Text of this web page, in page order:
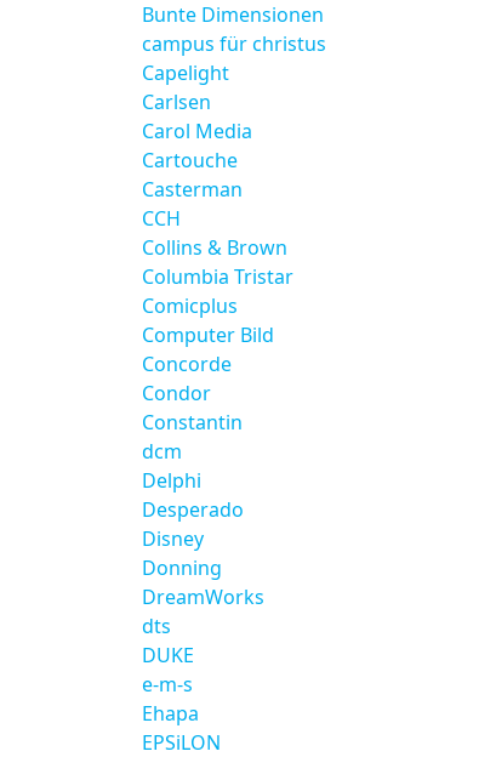
Bunte Dimensionen
campus für christus
Capelight
Carlsen
Carol Media
Cartouche
Casterman
CCH
Collins & Brown
Columbia Tristar
Comicplus
Computer Bild
Concorde
Condor
Constantin
dcm
Delphi
Desperado
Disney
Donning
DreamWorks
dts
DUKE
e-m-s
Ehapa
EPSiLON